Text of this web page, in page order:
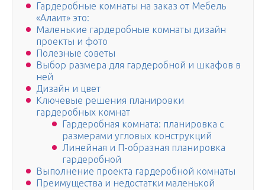
Гардеробные комнаты на заказ от Мебель
«Алаит» это:
Маленькие гардеробные комнаты дизайн
проекты и фото
Полезные советы
Выбор размера для гардеробной и шкафов в
ней
Дизайн и цвет
Ключевые решения планировки
гардеробных комнат
Гардеробная комната: планировка с
размерами угловых конструкций
Линейная и П-образная планировка
гардеробной
Выполнение проекта гардеробной комнаты
Преимущества и недостатки маленькой